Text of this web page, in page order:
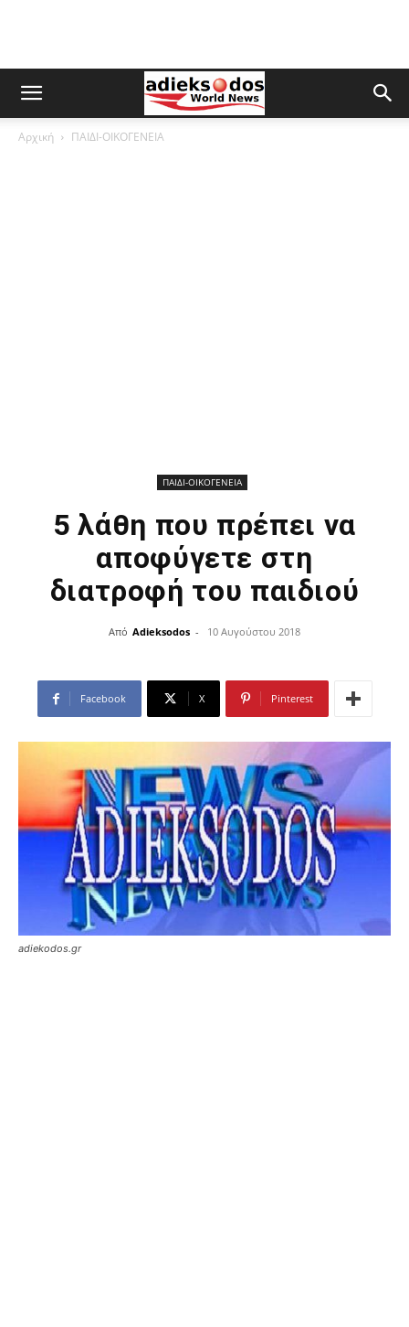
Αρχική ΠΑΙΔΙ-ΟΙΚΟΓΕΝΕΙΑ
ΠΑΙΔΙ-ΟΙΚΟΓΕΝΕΙΑ
5 λάθη που πρέπει να
αποφύγετε στη
διατροφή του παιδιού
Από Adieksodos - 10 Αυγούστου 2018
Facebook X Pinterest
adiekodos.gr